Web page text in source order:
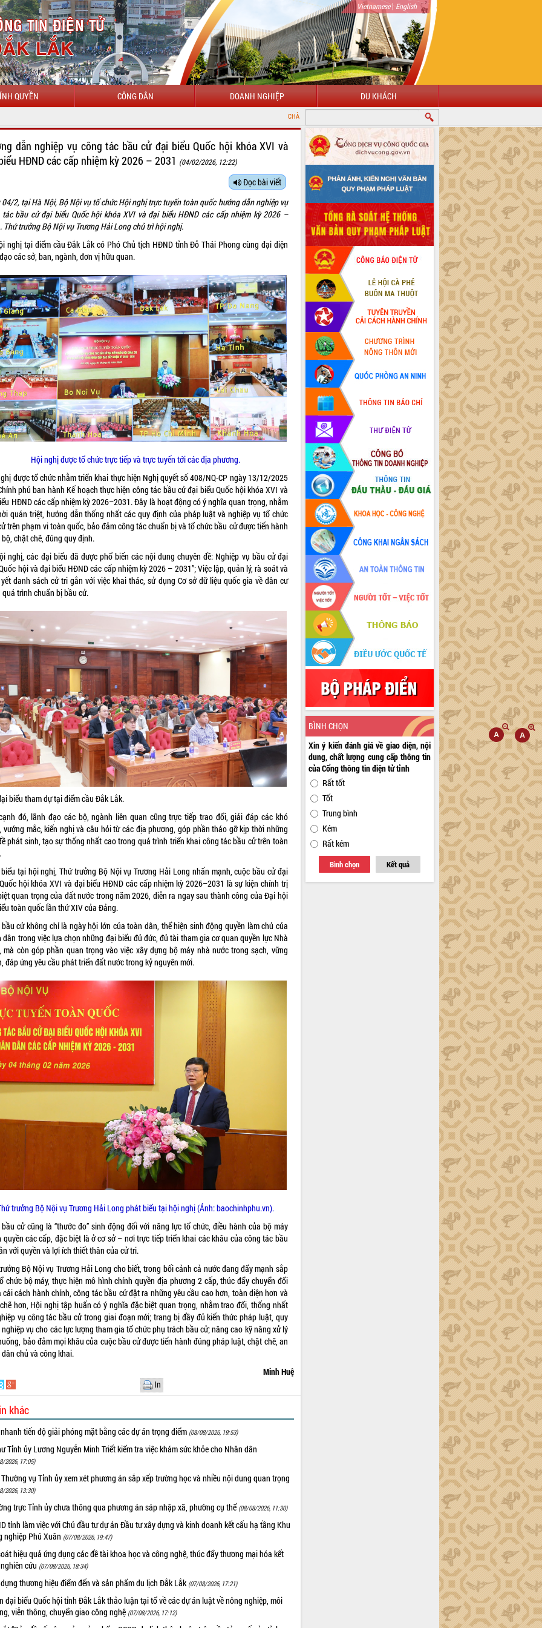
Vietnamese| English
QUYỀN CÔNG DÂN DOANH NGHIỆP DU KHÁCH
CHÀO MỪNG ĐẾN VỚI CỔNG THÔNG TIN ĐIỆN TỬ TỈNH ĐẮK LẮK
dẫn nghiệp vụ công tác bầu cử đại biểu Quốc hội khóa XVI và
HĐND các cấp nhiệm kỳ 2026 – 2031 (04/02/2026, 12:22)
Đọc bài viết
04/2, tại Hà Nội, Bộ Nội vụ tổ chức Hội nghị trực tuyến toàn quốc hướng dẫn nghiệp vụ
tác bầu cử đại biểu Quốc hội khóa XVI và đại biểu HĐND các cấp nhiệm kỳ 2026 –
Thứ trưởng Bộ Nội vụ Trương Hải Long chủ trì hội nghị.
nghị tại điểm cầu Đắk Lắk có Phó Chủ tịch HĐND tỉnh Đỗ Thái Phong cùng đại diện
các sở, ban, ngành, đơn vị hữu quan.
Hội nghị được tổ chức trực tiếp và trực tuyến tới các địa phương.
được tổ chức nhằm triển khai thực hiện Nghị quyết số 408/NQ-CP ngày 13/12/2025
phủ ban hành Kế hoạch thực hiện công tác bầu cử đại biểu Quốc hội khóa XVI và
HĐND các cấp nhiệm kỳ 2026–2031. Đây là hoạt động có ý nghĩa quan trọng, nhằm
quán triệt, hướng dẫn thống nhất các quy định của pháp luật và nghiệp vụ tổ chức
trên phạm vi toàn quốc, bảo đảm công tác chuẩn bị và tổ chức bầu cử được tiến hành
chặt chẽ, đúng quy định.
nghị, các đại biểu đã được phổ biến các nội dung chuyên đề: Nghiệp vụ bầu cử đại
hội và đại biểu HĐND các cấp nhiệm kỳ 2026 – 2031”; Việc lập, quản lý, rà soát và
danh sách cử tri gắn với việc khai thác, sử dụng Cơ sở dữ liệu quốc gia về dân cư
quá trình chuẩn bị bầu cử.
biểu tham dự tại điểm cầu Đắk Lắk.
đó, lãnh đạo các bộ, ngành liên quan cũng trực tiếp trao đổi, giải đáp các khó
vướng mắc, kiến nghị và câu hỏi từ các địa phương, góp phần tháo gỡ kịp thời những
phát sinh, tạo sự thống nhất cao trong quá trình triển khai công tác bầu cử trên toàn
tại hội nghị, Thứ trưởng Bộ Nội vụ Trương Hải Long nhấn mạnh, cuộc bầu cử đại
hội khóa XVI và đại biểu HĐND các cấp nhiệm kỳ 2026–2031 là sự kiện chính trị
quan trọng của đất nước trong năm 2026, diễn ra ngay sau thành công của Đại hội
toàn quốc lần thứ XIV của Đảng.
bầu cử không chỉ là ngày hội lớn của toàn dân, thể hiện sinh động quyền làm chủ của
dân trong việc lựa chọn những đại biểu đủ đức, đủ tài tham gia cơ quan quyền lực Nhà
mà còn góp phần quan trọng vào việc xây dựng bộ máy nhà nước trong sạch, vững
đáp ứng yêu cầu phát triển đất nước trong kỷ nguyên mới.
trưởng Bộ Nội vụ Trương Hải Long phát biểu tại hội nghị (Ảnh: baochinhphu.vn).
bầu cử cũng là “thước đo” sinh động đối với năng lực tổ chức, điều hành của bộ máy
quyền các cấp, đặc biệt là ở cơ sở – nơi trực tiếp triển khai các khâu của công tác bầu
với quyền và lợi ích thiết thân của cử tri.
Bộ Nội vụ Trương Hải Long cho biết, trong bối cảnh cả nước đang đẩy mạnh sắp
chức bộ máy, thực hiện mô hình chính quyền địa phương 2 cấp, thúc đẩy chuyển đổi
cải cách hành chính, công tác bầu cử đặt ra những yêu cầu cao hơn, toàn diện hơn và
hơn, Hội nghị tập huấn có ý nghĩa đặc biệt quan trọng, nhằm trao đổi, thống nhất
vụ công tác bầu cử trong giai đoạn mới; trang bị đầy đủ kiến thức pháp luật, quy
vụ cho các lực lượng tham gia tổ chức phụ trách bầu cử; nâng cao kỹ năng xử lý
bảo đảm mọi khâu của cuộc bầu cử được tiến hành đúng pháp luật, chặt chẽ, an
chủ và công khai.
Minh Huệ
In
khác
tiến độ giải phóng mặt bằng các dự án trọng điểm (08/08/2026, 19:53)
Tỉnh ủy Lương Nguyễn Minh Triết kiểm tra việc khám sức khỏe cho Nhân dân
2026, 17:05)
vụ Tỉnh ủy xem xét phương án sắp xếp trường học và nhiều nội dung quan trọng
2026, 13:30)
trực Tỉnh ủy chưa thông qua phương án sáp nhập xã, phường cụ thể (08/08/2026, 11:30)
tỉnh làm việc với Chủ đầu tư dự án Đầu tư xây dựng và kinh doanh kết cấu hạ tầng Khu
nghiệp Phú Xuân (07/08/2026, 19:47)
hiệu quả ứng dụng các đề tài khoa học và công nghệ, thúc đẩy thương mại hóa kết
cứu (07/08/2026, 18:34)
thương hiệu điểm đến và sản phẩm du lịch Đắk Lắk (07/08/2026, 17:21)
đại biểu Quốc hội tỉnh Đắk Lắk thảo luận tại tổ về các dự án luật về nông nghiệp, môi
viễn thông, chuyển giao công nghệ (07/08/2026, 17:12)
BÌNH CHỌN
Xin ý kiến đánh giá về giao diện, nội
dung, chất lượng cung cấp thông tin
của Cổng thông tin điện tử tỉnh
Rất tốt
Tốt
Trung bình
Kém
Rất kém
Bình chọn Kết quả